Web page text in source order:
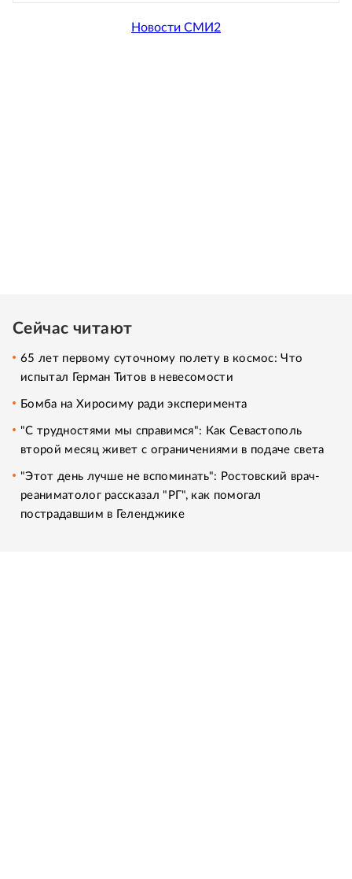
Новости СМИ2
Сейчас читают
65 лет первому суточному полету в космос: Что
испытал Герман Титов в невесомости
Бомба на Хиросиму ради эксперимента
"С трудностями мы справимся": Как Севастополь
второй месяц живет с ограничениями в подаче света
"Этот день лучше не вспоминать": Ростовский врач-
реаниматолог рассказал "РГ", как помогал
пострадавшим в Геленджике